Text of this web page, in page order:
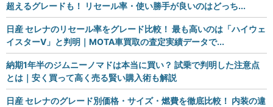
超えるグレードも！ リセール率・使い勝手が良いのはどっち...
日産 セレナのリセール率をグレード比較！ 最も高いのは「ハイウェ
イスターV」と判明｜MOTA車買取の査定実績データで...
納期1年半のジムニーノマドは本当に買い？ 試乗で判明した注意点
とは｜安く買って高く売る賢い購入術も解説
日産 セレナのグレード別価格・サイズ・燃費を徹底比較！ 内装の違